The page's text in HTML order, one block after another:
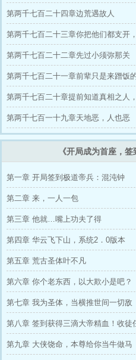
第两千七百二十四章边荒遇故人
第两千七百二十三章你把他们都支
第两千七百二十二章先过小须弥那关
第两千七百二十一章前辈只是来蹭饭
第两千七百二十章提前知道真相之人
第两千七百一十九章天地恶，人也恶
《开局成为首座，
第一章 开局签到极道帝兵：混沌钟
第二章 来，一人一包
第三章 他就…嘴上功夫了得
第四章 华云飞下山，系统2．0版本
第五章 荒古圣体叶不凡
第六章 你个老东西，以大欺小是吧？
第七章 我为圣体，当横推世间一切敌
第八章 签到获得三滴大帝精血！收徒
第九章 大侠饶命，本尊给你当牛做马